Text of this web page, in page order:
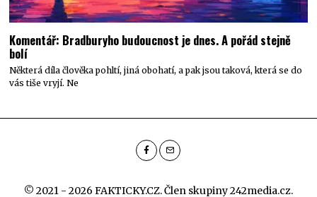
Komentář: Bradburyho budoucnost je dnes. A pořád stejně
bolí
Některá díla člověka pohltí, jiná obohatí, a pak jsou taková, která se do
vás tiše vryjí. Ne
© 2021 - 2026 FAKTICKY.CZ. Člen skupiny242media.cz.